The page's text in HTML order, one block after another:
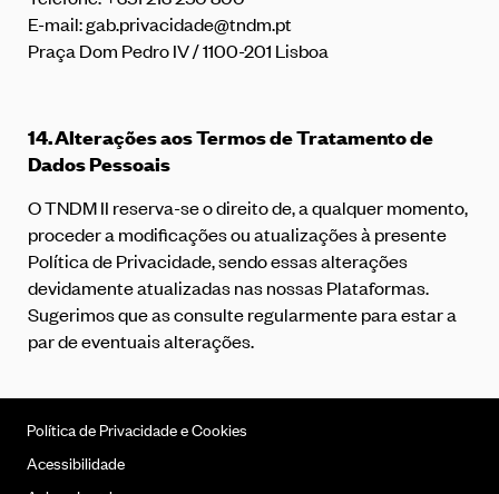
E-mail:gab.privacidade@tndm.pt
Praça Dom Pedro IV / 1100-201 Lisboa
14.Alterações aos Termos de Tratamento de
Dados Pessoais
O TNDM II reserva-se o direito de, a qualquer momento,
proceder a modificações ou atualizações à presente
Política de Privacidade, sendo essas alterações
devidamente atualizadas nas nossas Plataformas.
Sugerimos que as consulte regularmente para estar a
par de eventuais alterações.
Política de Privacidade e Cookies
Acessibilidade